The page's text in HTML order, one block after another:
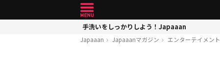
手洗いをしっかりしよう！Japaaan
Japaaan Japaaanマガジン エンターテイメント